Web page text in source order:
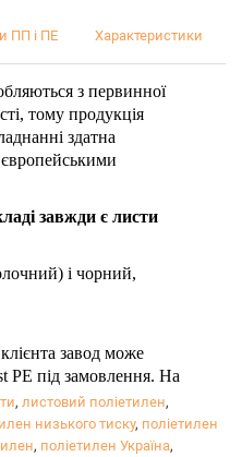
ПП і ПЕ Характеристики
з первинної
тому продукція
здатна
завжди є листи
і чорний,
завод може
PЕ під замовлення. На
наявність УФ-
добавки і т.д.
3-х тонн.
, листовий поліетилен,
низького тиску, поліетилен
, поліетилен Україна,